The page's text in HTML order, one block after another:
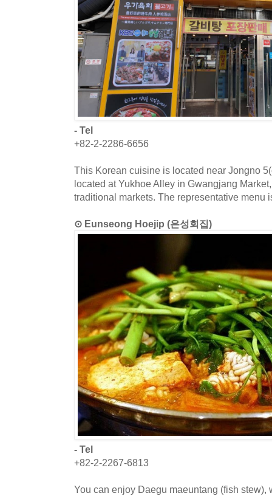
- Tel
+82-2-2286-6656
This Korean cuisine is located near Jongno
located at Yukhoe Alley in Gwangjang
traditional markets. The representative menu
⊙ Eunseong Hoejip (은성회집)
- Tel
+82-2-2267-6813
You can enjoy Daegu maeuntang (fish stew),